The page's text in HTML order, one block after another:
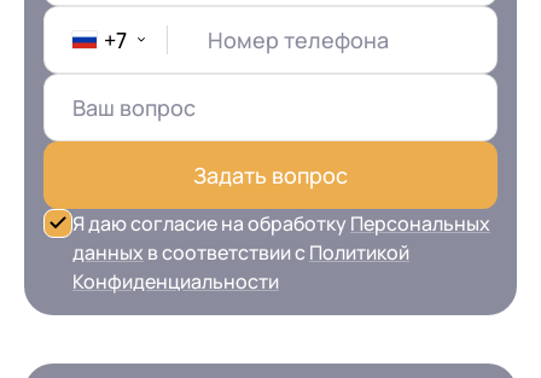
+7 Номер телефона
Задать вопрос
Я даю согласие на обработку Персональных
данных в соответствии сПолитикой
Конфиденциальности